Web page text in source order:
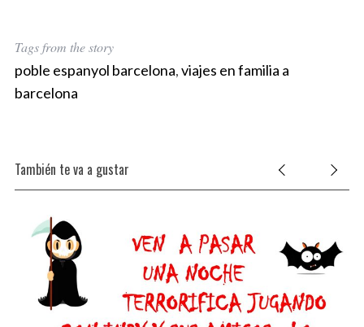
Tags from the story
poble espanyol barcelona,viajes en familia a
barcelona
También te va a gustar